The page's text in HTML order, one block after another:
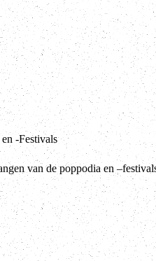
-Festivals
van de poppodia en